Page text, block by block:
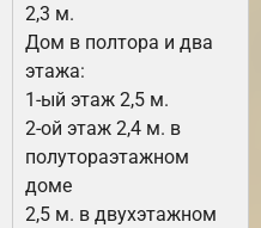
2,3 м.
Дом в полтора и два
этажа:
1-ый этаж 2,5 м.
2-ой этаж 2,4 м. в
полутораэтажном
доме
2,5 м. в двухэтажном